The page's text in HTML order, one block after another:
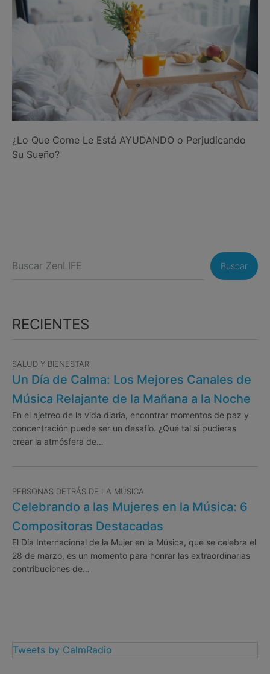
¿Lo Que Come Le Está AYUDANDO o Perjudicando
Su Sueño?
Buscar
RECIENTES
SALUD Y BIENESTAR
Un Día de Calma: Los Mejores Canales de
Música Relajante de la Mañana a la Noche
En el ajetreo de la vida diaria, encontrar momentos de paz y
concentración puede ser un desafío. ¿Qué tal si pudieras
crear la atmósfera de…
PERSONAS DETRÁS DE LA MÚSICA
Celebrando a las Mujeres en la Música: 6
Compositoras Destacadas
El Día Internacional de la Mujer en la Música, que se celebra el
28 de marzo, es un momento para honrar las extraordinarias
contribuciones de…
Tweets by CalmRadio